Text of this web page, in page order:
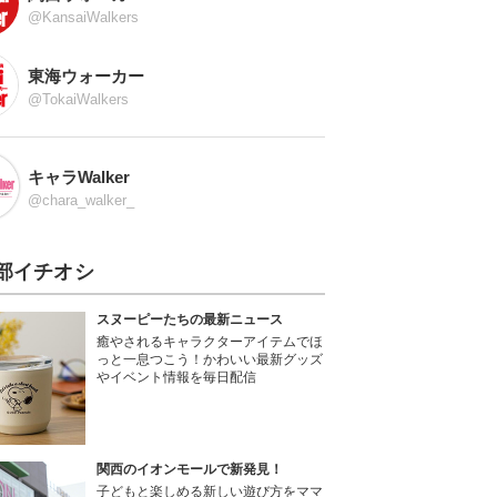
@KansaiWalkers
東海ウォーカー
@TokaiWalkers
キャラWalker
@chara_walker_
イチオシ
スヌーピーたちの最新ニュース
癒やされるキャラクターアイテムでほ
っと一息つこう！かわいい最新グッズ
やイベント情報を毎日配信
関西のイオンモールで新発見！
子どもと楽しめる新しい遊び方をママ